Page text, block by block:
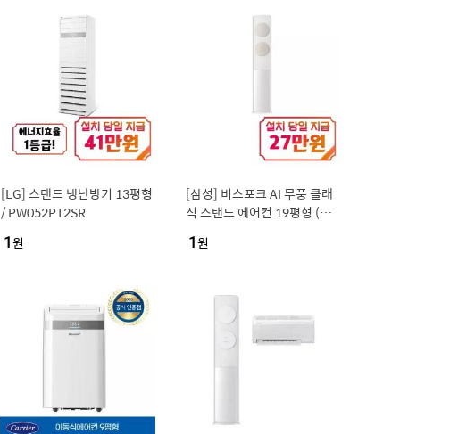
[LG] 스탠드 냉난방기 13평형
/ PW052PT2SR
1원
[삼성] 비스포크 AI 무풍 클래
식 스탠드 에어컨 19평형 (화
BS
1원